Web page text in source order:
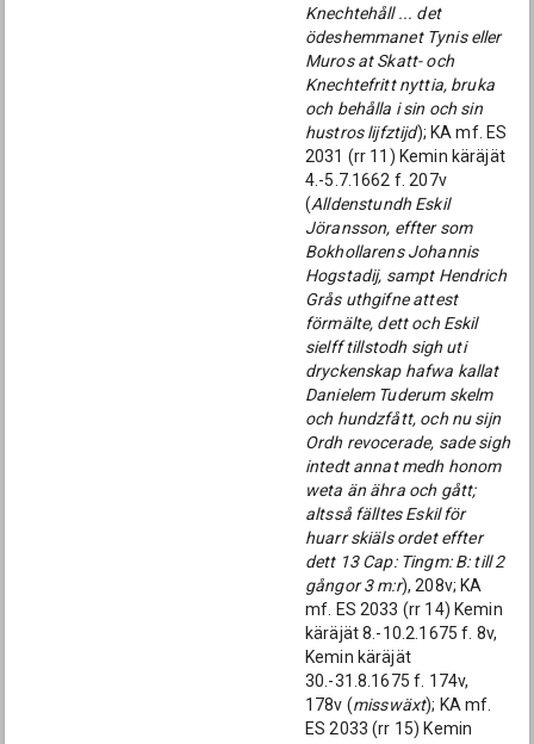
Knechtehåll ... det
ödeshemmanet Tynis eller
Muros at Skatt- och
Knechtefritt nyttia, bruka
och behålla i sin och sin
hustros lijfztijd); KA mf. ES
2031 (rr 11) Kemin käräjät
4.-5.7.1662 f. 207v
(Alldenstundh Eskil
Jöransson, effter som
Bokhollarens Johannis
Hogstadij, sampt Hendrich
Grås uthgifne attest
förmälte, dett och Eskil
sielff tillstodh sigh uti
dryckenskap hafwa kallat
Danielem Tuderum skelm
och hundzfått, och nu sijn
Ordh revocerade, sade sigh
intedt annat medh honom
weta än ähra och gått;
altsså fälltes Eskil för
huarr skiäls ordet effter
dett 13 Cap: Tingm: B: till 2
gångor 3 m:r), 208v; KA
mf. ES 2033 (rr 14) Kemin
käräjät 8.-10.2.1675 f. 8v,
Kemin käräjät
30.-31.8.1675 f. 174v,
178v (misswäxt); KA mf.
ES 2033 (rr 15) Kemin